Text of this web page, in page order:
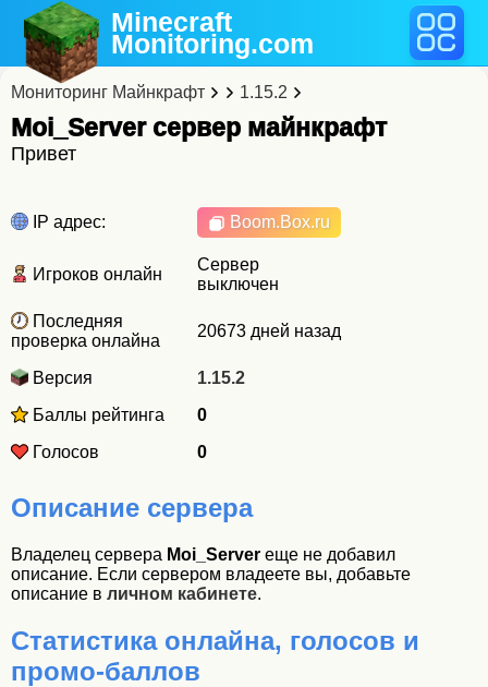
Minecraft
Monitoring.com
Мониторинг Майнкрафт 1.15.2
Moi_Server cервер майнкрафт
Привет
IP адрес: Boom.Box.ru
Игроков онлайн
Сервер
выключен
Последняя
проверка онлайна
20673 дней назад
Версия
1.15.2
Баллы рейтинга
0
Голосов
0
Описание сервера
Владелец сервера Moi_Server еще не добавил
описание. Если сервером владеете вы, добавьте
описание в личном кабинете.
Статистика онлайна, голосов и
промо-баллов